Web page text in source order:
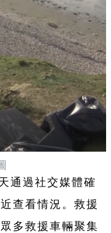
通過社交媒體確
查看情況。救援
多救援車輛聚集